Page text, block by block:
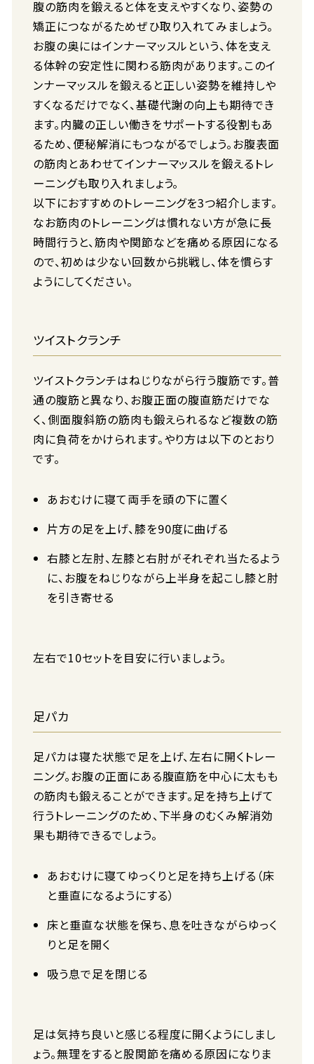
腹の筋肉を鍛えると体を支えやすくなり、姿勢の
矯正につながるためぜひ取り入れてみましょう。
お腹の奥にはインナーマッスルという、体を支え
る体幹の安定性に関わる筋肉があります。このイ
ンナーマッスルを鍛えると正しい姿勢を維持しや
すくなるだけでなく、基礎代謝の向上も期待でき
ます。内臓の正しい働きをサポートする役割もあ
るため、便秘解消にもつながるでしょう。お腹表面
の筋肉とあわせてインナーマッスルを鍛えるトレ
ーニングも取り入れましょう。
以下におすすめのトレーニングを3つ紹介します。
なお筋肉のトレーニングは慣れない方が急に長
時間行うと、筋肉や関節などを痛める原因になる
ので、初めは少ない回数から挑戦し、体を慣らす
ようにしてください。
ツイストクランチ
ツイストクランチはねじりながら行う腹筋です。普
通の腹筋と異なり、お腹正面の腹直筋だけでな
く、側面腹斜筋の筋肉も鍛えられるなど複数の筋
肉に負荷をかけられます。やり方は以下のとおり
です。
あおむけに寝て両手を頭の下に置く
片方の足を上げ、膝を90度に曲げる
右膝と左肘、左膝と右肘がそれぞれ当たるよう
に、お腹をねじりながら上半身を起こし膝と肘
を引き寄せる
左右で10セットを目安に行いましょう。
足パカ
足パカは寝た状態で足を上げ、左右に開くトレー
ニング。お腹の正面にある腹直筋を中心に太もも
の筋肉も鍛えることができます。足を持ち上げて
行うトレーニングのため、下半身のむくみ解消効
果も期待できるでしょう。
あおむけに寝てゆっくりと足を持ち上げる（床
と垂直になるようにする）
床と垂直な状態を保ち、息を吐きながらゆっく
りと足を開く
吸う息で足を閉じる
足は気持ち良いと感じる程度に開くようにしまし
ょう。無理をすると股関節を痛める原因になりま